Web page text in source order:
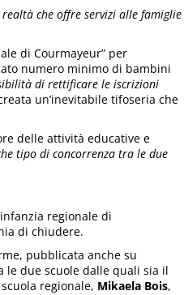
che offre servizi alle famiglie
di Courmayeur” per
numero minimo di bambini
di rettificare le iscrizioni
un’inevitabile tifoseria che
delle attività educative e
tipo di concorrenza tra le due
regionale di
di chiudere.
pubblicata anche su
le due scuole dalle quali sia il
regionale, Mikaela Bois,